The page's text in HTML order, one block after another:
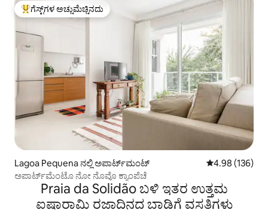
ಗೆಸ್ಟ್‌ಗಳಿಗೆ ಅತಿ ಹೆಚ್ಚು ಅಚ್ಚುಮೆಚ್ಚಿನದು
ಗೆಸ್ಟ್‌ಗಳ ಅಚ್ಚುಮೆಚ್ಚಿನದು
Lagoa Pequena ನಲ್ಲಿ ಅಪಾರ್ಟ್‌ಮಂಟ್ 5 ರಲ್ಲಿ 4.98
4.98 (136)
ಅಪಾರ್ಟ್‌ಮೆಂಟೊ ನೋ ನೊವೊ ಕ್ಯಾಂಪೆಚೆ
Praia da Solidão ಬಳಿ ಇತರ ಉತ್ತಮ
ಐಷಾರಾಮಿ ರಜಾದಿನದ ಬಾಡಿಗೆ ವಸತಿಗಳು